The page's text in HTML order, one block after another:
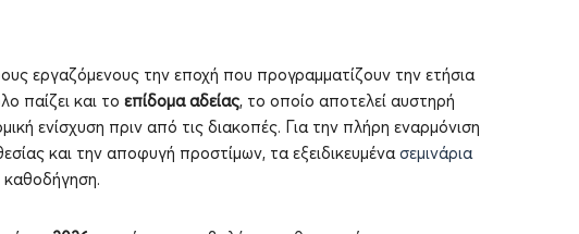
εργαζόμενους την εποχή που προγραμματίζουν την ετήσια
παίζει και το επίδομα αδείας, το οποίο αποτελεί αυστηρή
ενίσχυση πριν από τις διακοπές. Για την πλήρη εναρμόνιση
και την αποφυγή προστίμων, τα εξειδικευμένα σεμινάρια
καθοδήγηση.